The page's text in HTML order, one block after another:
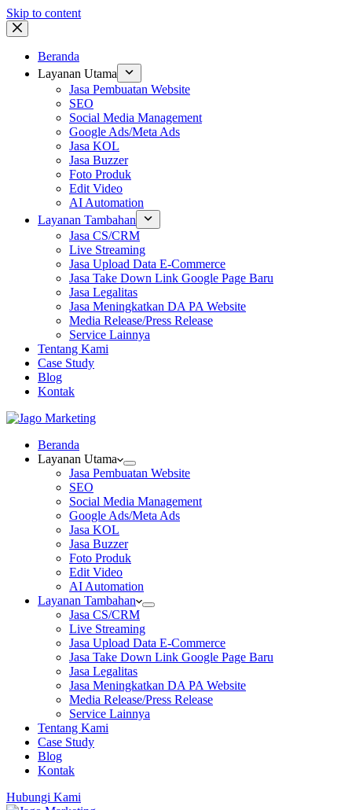
Skip to content
Beranda
Layanan Utama
Jasa Pembuatan Website
SEO
Social Media Management
Google Ads/Meta Ads
Jasa KOL
Jasa Buzzer
Foto Produk
Edit Video
AI Automation
Layanan Tambahan
Jasa CS/CRM
Live Streaming
Jasa Upload Data E-Commerce
Jasa Take Down Link Google Page Baru
Jasa Legalitas
Jasa Meningkatkan DA PA Website
Media Release/Press Release
Service Lainnya
Tentang Kami
Case Study
Blog
Kontak
Beranda
Layanan Utama
Jasa Pembuatan Website
SEO
Social Media Management
Google Ads/Meta Ads
Jasa KOL
Jasa Buzzer
Foto Produk
Edit Video
AI Automation
Layanan Tambahan
Jasa CS/CRM
Live Streaming
Jasa Upload Data E-Commerce
Jasa Take Down Link Google Page Baru
Jasa Legalitas
Jasa Meningkatkan DA PA Website
Media Release/Press Release
Service Lainnya
Tentang Kami
Case Study
Blog
Kontak
Hubungi Kami